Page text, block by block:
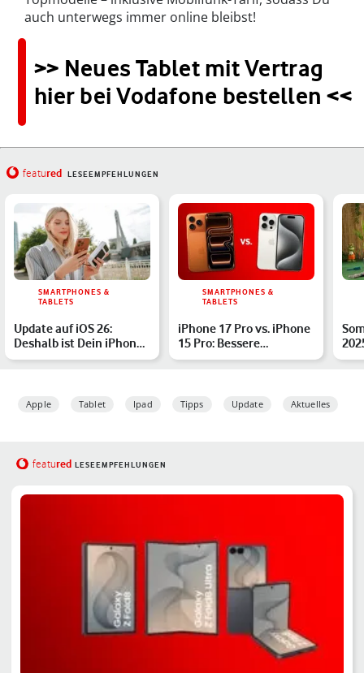
auch unterwegs immer online bleibst!
>> Neues Tablet mit Vertrag
hier bei Vodafone bestellen <<
featured LESEEMPFEHLUNGEN
SMARTPHONES &
TABLETS
Update auf iOS 26:
Deshalb ist Dein iPhone-
Akku schneller leer
SMARTPHONES &
TABLETS
iPhone 17 Pro vs. iPhone
15 Pro: Bessere
Akkulaufzeit & mehr –
Apple Tablet Ipad Tipps Update Aktuelles
featured LESEEMPFEHLUNGEN